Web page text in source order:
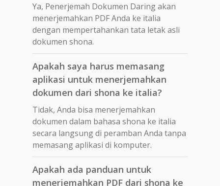
Ya, Penerjemah Dokumen Daring akan
menerjemahkan PDF Anda ke italia
dengan mempertahankan tata letak asli
dokumen shona.
Apakah saya harus memasang
aplikasi untuk menerjemahkan
dokumen dari shona ke italia?
Tidak, Anda bisa menerjemahkan
dokumen dalam bahasa shona ke italia
secara langsung di peramban Anda tanpa
memasang aplikasi di komputer.
Apakah ada panduan untuk
menerjemahkan PDF dari shona ke